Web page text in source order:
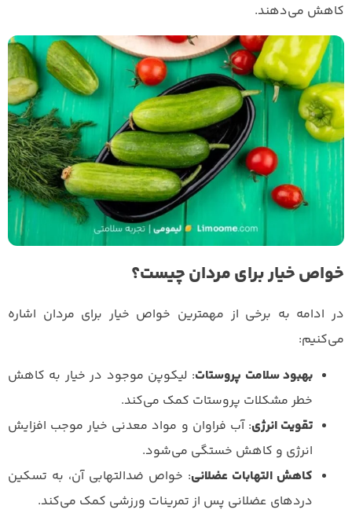
کاهش می‌دهند.
خواص خیار برای مردان چیست؟
در ادامه به برخی از مهمترین خواص خیار برای مردان اشاره
می‌کنیم:
بهبود سلامت پروستات: لیکوپن موجود در خیار به کاهش
خطر مشکلات پروستات کمک می‌کند.
تقویت انرژی: آب فراوان و مواد معدنی خیار موجب افزایش
انرژی و کاهش خستگی می‌شود.
کاهش التهابات عضلانی: خواص ضدالتهابی آن، به تسکین
دردهای عضلانی پس از تمرینات ورزشی کمک می‌کند.